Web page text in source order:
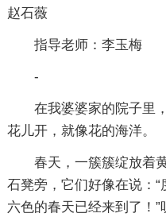
赵石薇
指导老师：李玉梅
-
在我婆婆家的院子里
花儿开，就像花的海洋。
春天，一簇簇绽放着
石凳旁，它们好像在说：
六色的春天已经来到了！